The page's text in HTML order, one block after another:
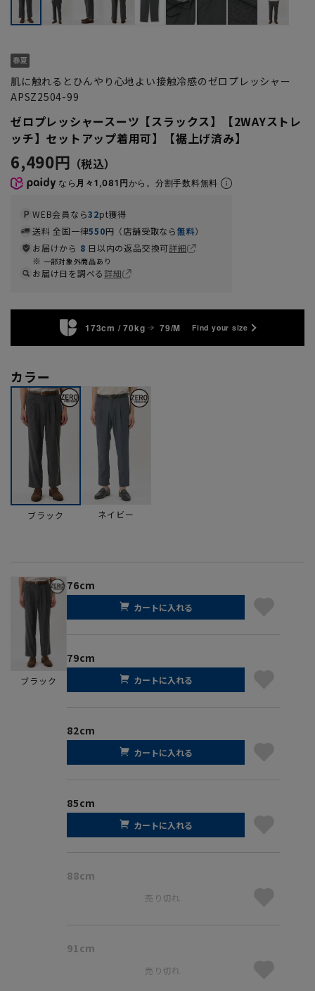
肌に触れるとひんやり心地よい接触冷感のゼロプレッシャー
APSZ2504-99
ゼロプレッシャースーツ【スラックス】【2WAYストレ
ッチ】セットアップ着用可】【裾上げ済み】
6,490円
なら 月々1,081円から。分割手数料無料
WEB会員なら32pt獲得
送料 全国一律550円（店舗受取なら無料）
お届けから 8 日以内の返品交換可詳細
一部対象外商品あり
お届け日を調べる詳細
173cm / 70kg 79/M Find your size
カラー
ブラック ネイビー
ブラック
76cm
カートに入れる
79cm
カートに入れる
82cm
カートに入れる
85cm
カートに入れる
88cm
売り切れ
91cm
売り切れ